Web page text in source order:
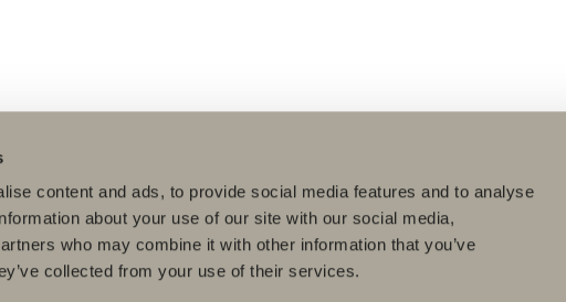
content and ads, to provide social media features and to analyse
about your use of our site with our social media,
who may combine it with other information that you’ve
collected from your use of their services.
Serier Ritverktyg